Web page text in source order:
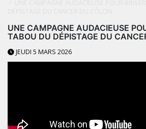
UNE CAMPAGNE AUDACIEUSE
TABOU DU DÉPISTAGE DU
JEUDI 5 MARS 2026